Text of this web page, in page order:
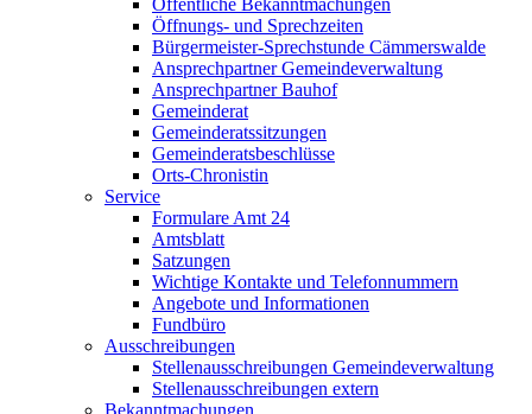
Öffentliche Bekanntmachungen
Öffnungs- und Sprechzeiten
Bürgermeister-Sprechstunde Cämmerswalde
Ansprechpartner Gemeindeverwaltung
Ansprechpartner Bauhof
Gemeinderat
Gemeinderatssitzungen
Gemeinderatsbeschlüsse
Orts-Chronistin
Service
Formulare Amt 24
Amtsblatt
Satzungen
Wichtige Kontakte und Telefonnummern
Angebote und Informationen
Fundbüro
Ausschreibungen
Stellenausschreibungen Gemeindeverwaltung
Stellenausschreibungen extern